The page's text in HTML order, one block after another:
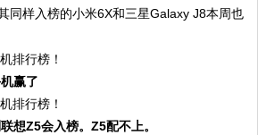
同样入榜的小米6X和三星Galaxy J8本周也
赢了
Z5会入榜。Z5配不上。